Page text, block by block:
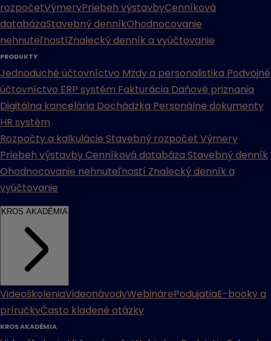
rozpočetVýmeryPriebeh výstavbyCenníková
databázaStavebný denníkOhodnocovanie
nehnuteľnostíZnalecký denník a vyúčtovanie
PRODUKTY
Jednoduché účtovníctvo Mzdy a personalistika Podvojné
účtovníctvo ERP systém Fakturácia Daňové priznania
Digitálna kancelária Dochádzka Personálne dokumenty
HR systém
Rozpočty a kalkulácie Stavebný rozpočet Výmery
Priebeh výstavbyCenníková databáza Stavebný denník
Ohodnocovanie nehnuteľností Znalecký denník a
vyúčtovanie
KROS AKADÉMIA
VideoškoleniaVideonávodyWebinárePodujatiaE-booky a
príručkyČasto kladené otázky
KROS AKADÉMIA